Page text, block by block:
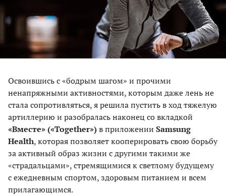
Освоившись с «бодрым шагом» и прочими
ненапряжными активностями, которым даже лень не
стала сопротивляться, я решила пустить в ход тяжелую
артиллерию и разобралась наконец со вкладкой
«Вместе» («Together»)в приложении Samsung
Health, которая позволяет кооперировать свою борьбу
за активный образ жизни с другими такими же
«страдальцами», стремящимися к светлому будущему
с ежедневным спортом, здоровым питанием и всем
прилагающимся.